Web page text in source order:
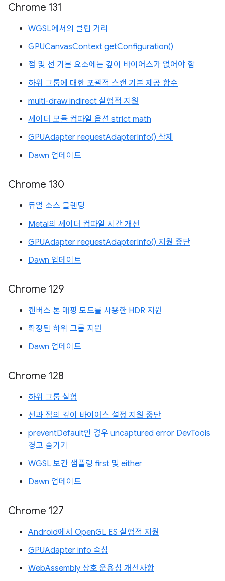
Chrome 131
WGSL에서의 클립 거리
GPUCanvasContext getConfiguration()
점 및 선 기본 요소에는 깊이 바이어스가 없어야 함
하위 그룹에 대한 포괄적 스캔 기본 제공 함수
multi-draw indirect 실험적 지원
셰이더 모듈 컴파일 옵션 strict math
GPUAdapter requestAdapterInfo() 삭제
Dawn 업데이트
Chrome 130
듀얼 소스 블렌딩
Metal의 셰이더 컴파일 시간 개선
GPUAdapter requestAdapterInfo() 지원 중단
Dawn 업데이트
Chrome 129
캔버스 톤 매핑 모드를 사용한 HDR 지원
확장된 하위 그룹 지원
Dawn 업데이트
Chrome 128
하위 그룹 실험
선과 점의 깊이 바이어스 설정 지원 중단
preventDefault인 경우 uncaptured error DevTools
경고 숨기기
WGSL 보간 샘플링 first 및 either
Dawn 업데이트
Chrome 127
Android에서 OpenGL ES 실험적 지원
GPUAdapter info 속성
WebAssembly 상호 운용성 개선사항